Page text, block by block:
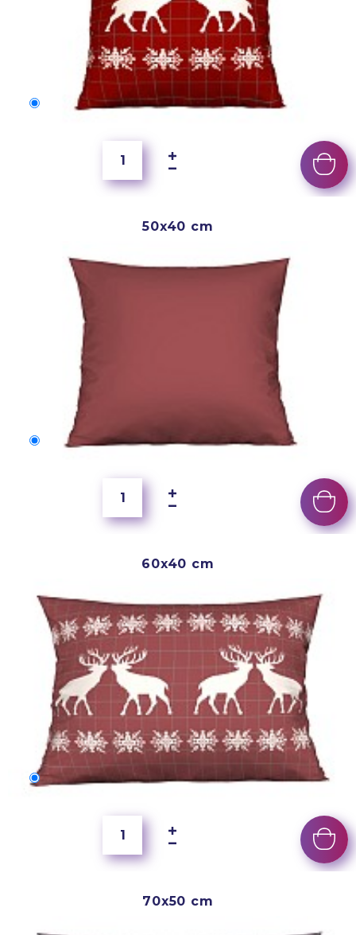
40x40 cm
50x40 cm
50x40 cm
60x40 cm
60x40 cm
70x50 cm